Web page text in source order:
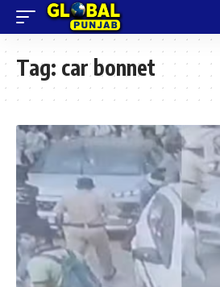
Tag: car bonnet